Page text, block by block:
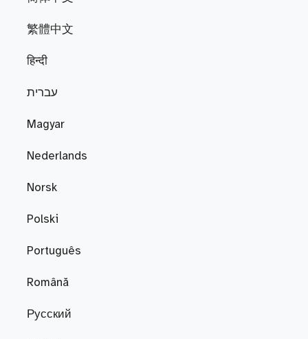
繁體中文
हिन्दी
עברית
Magyar
Nederlands
Norsk
Polski
Português
Română
Русский